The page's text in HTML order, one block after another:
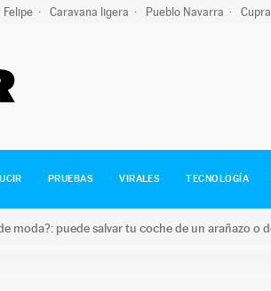
Felipe Caravana ligera Pueblo Navarra
PRUEBAS VIRALES TECNOLOGÍA
moda?: puede salvar tu coche de un arañazo o